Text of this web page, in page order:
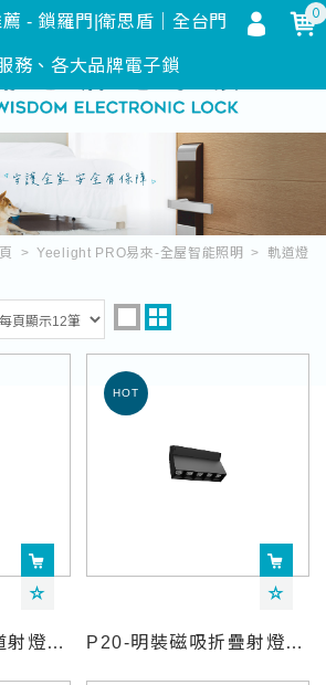
Yeelight PRO易來-全屋智能照明 軌道燈
P20-明裝磁吸軌道射燈-YeelightPro P20-明裝磁吸折疊射燈-YeelightPro
- 鎖羅門|衛思盾｜全台門
務、各大品牌電子鎖
0
會員登入
會員註冊
忘記密碼
訂單查詢
追蹤清單
繁體中文